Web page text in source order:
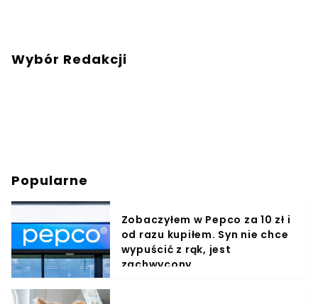
Wybór Redakcji
Popularne
Zobaczyłem w Pepco za 10 zł i
od razu kupiłem. Syn nie chce
wypuścić z rąk, jest
zachwycony